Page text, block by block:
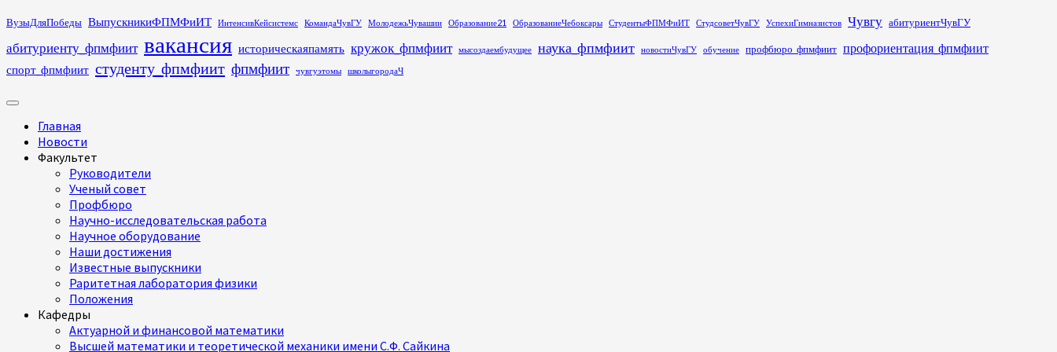
Перейти
содержимому
ВузыДляПобеды ВыпускникиФПМФиИТ ИнтенсивКейсистемс КомандаЧувГУ МолодежьЧувашии Образование21 ОбразованиеЧебоксары СтудентыФПМФиИТ СтудсоветЧувГУ УспехиГимназистов Чувгу абитуриентЧувГУ
абитуриенту_фпмфиит вакансия историческаяпамять кружок_фпмфиит мысоздаембудущее наука_фпмфиит новостиЧувГУ обучение профбюро_фпмфиит профориентация_фпмфиит
спорт_фпмфиит студенту_фпмфиит фпмфиит чувгуэтомы школыгородаЧ
Основное
Главная
Новости
Факультет
Руководители
Ученый совет
Профбюро
Научно-исследовательская работа
Научное оборудование
Наши достижения
Известные выпускники
Раритетная лаборатория физики
Положения
Кафедры
Актуарной и финансовой математики
Высшей математики и теоретической механики имени С.Ф. Сайкина